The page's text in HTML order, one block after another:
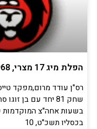
הפלת מיג 17 מצרי, 10.12.1968
שחק 81 יחד עם בן
בשעות אחה"צ המוקדמות
בכסליו תשכ"ט, 10